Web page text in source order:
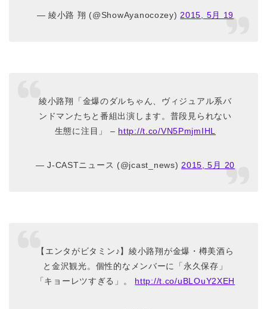
— 綾小路 翔 (@ShowAyanocozey) 2015, 5月 19
綾小路翔「金爆のダルちゃん、ヴィジュアル系バ
ンドマンたちと番組出演します。普段見られない
生態に注目」 – http://t.co/VN5PmjmIHL
— J-CASTニュース (@jcast_news) 2015, 5月 20
【エンタがビタミン♪】綾小路翔が金爆・樽美酒ら
と金沢観光。個性的なメンバーに「永久保存」
「キョーレツすぎる」。 http://t.co/uBLOuY2XEH